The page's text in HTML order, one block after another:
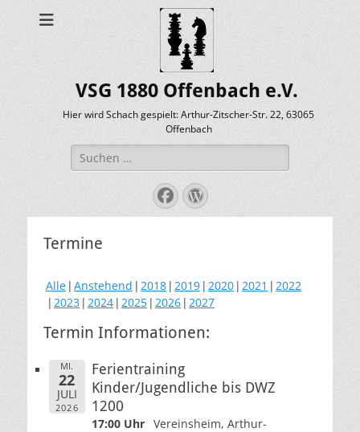
VSG 1880 Offenbach e.V.
Hier wird Schach gespielt: Arthur-Zitscher-Str. 22, 63065
Offenbach
Suche
nach:
Facebook
WordPress
Termine
Alle Anstehend 2018 2019 2020 2021
2022
2023 2024 2025 2026 2027
Termin Informationen:
MI.
22
JULI
2026
Ferientraining
Kinder/Jugendliche bis DWZ
1200
17:00 Uhr Vereinsheim, Arthur-